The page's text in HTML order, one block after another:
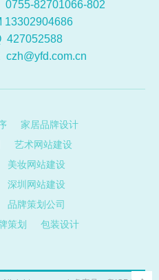
0755-82701066-802
13302904686
427052588
czh@yfd.com.cn
家居品牌设计
艺术网站建设
美妆网站建设
深圳网站建设
品牌策划公司
策划
包装设计